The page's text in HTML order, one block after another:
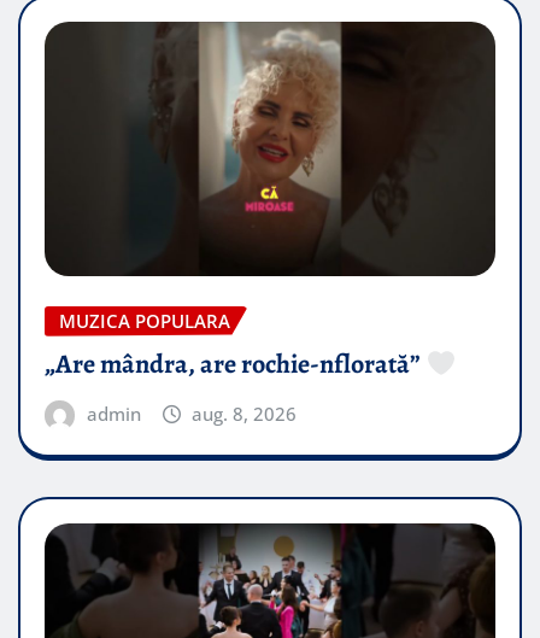
MUZICA POPULARA
„Are mândra, are rochie-nflorată”
admin aug. 8, 2026